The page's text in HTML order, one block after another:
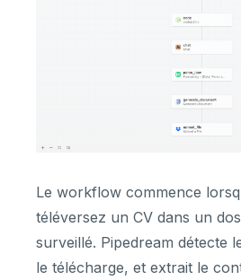
Le workflow commence
téléversez un CV dans un
surveillé. Pipedream détecte
le télécharge, et extrait le